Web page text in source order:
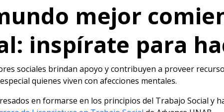
mejor
inspírate para
sociales brindan apoyo y contribuyen a proveer
quienes viven con afecciones mentales.
en formarse en los principios del Trabajo Social y